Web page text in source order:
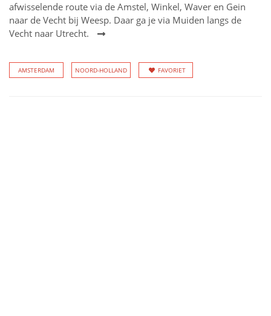
afwisselende route via de Amstel, Winkel, Waver en Gein
naar de Vecht bij Weesp. Daar ga je via Muiden langs de
Vecht naar Utrecht.
AMSTERDAM NOORD-HOLLAND FAVORIET